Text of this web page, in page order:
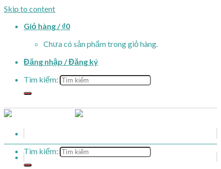
Skip to content
Giỏ hàng /₫0
Chưa có sản phẩm trong giỏ hàng.
Đăng nhập / Đăng ký
Tìm kiếm:
Tìm kiếm: